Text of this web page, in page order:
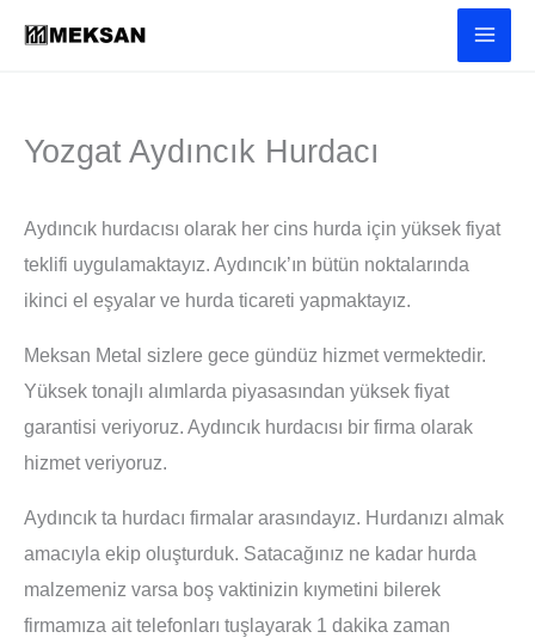
atla
Yozgat Aydıncık Hurdacı
Aydıncık hurdacısı olarak her cins hurda için yüksek fiyat
teklifi uygulamaktayız. Aydıncık’ın bütün noktalarında
ikinci el eşyalar ve hurda ticareti yapmaktayız.
Meksan Metal sizlere gece gündüz hizmet vermektedir.
Yüksek tonajlı alımlarda piyasasından yüksek fiyat
garantisi veriyoruz. Aydıncık hurdacısı bir firma olarak
hizmet veriyoruz.
Aydıncık ta hurdacı firmalar arasındayız. Hurdanızı almak
amacıyla ekip oluşturduk. Satacağınız ne kadar hurda
malzemeniz varsa boş vaktinizin kıymetini bilerek
firmamıza ait telefonları tuşlayarak 1 dakika zaman